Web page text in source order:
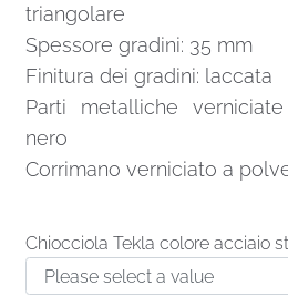
triangolare
Spessore gradini: 35 mm
Finitura dei gradini: laccata
Parti metalliche
nero
Corrimano verniciato a
Chiocciola Tekla colore acciaio